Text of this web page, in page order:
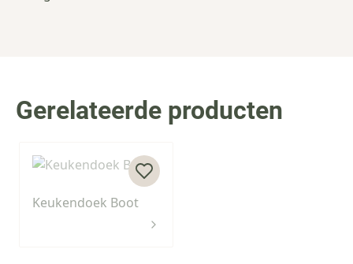
Gerelateerde producten
Keukendoek Boot